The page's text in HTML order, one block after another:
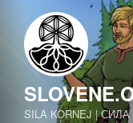
содержимому
SILA KORNEJ |